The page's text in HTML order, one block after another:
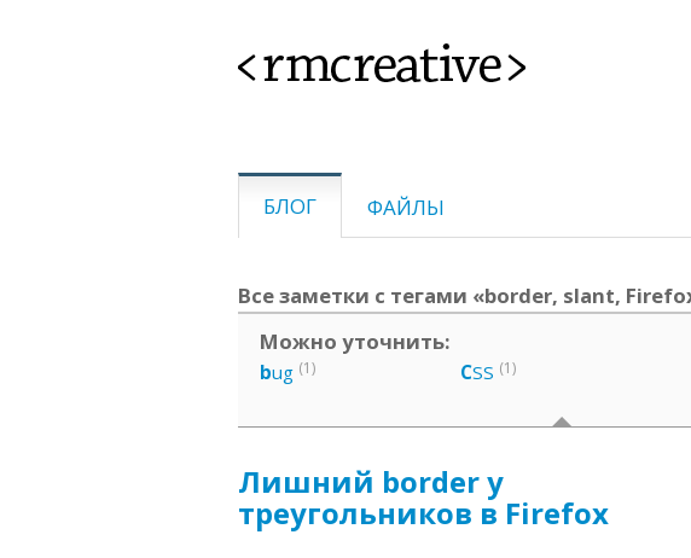
<rmcreative>
БЛОГ ФАЙЛЫ
Все заметки с тегами «border, slant,
Можно уточнить:
bug (1) CSS (1)
Лишний border у
треугольников в Firefox